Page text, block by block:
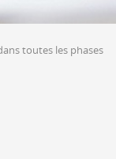
toutes les phases